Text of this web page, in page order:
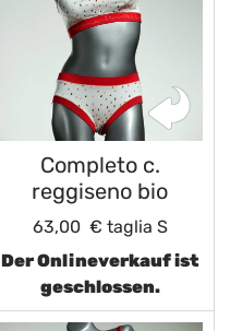
Completo c.
reggiseno bio
63,00 € taglia S
Der Onlineverkauf ist
geschlossen.